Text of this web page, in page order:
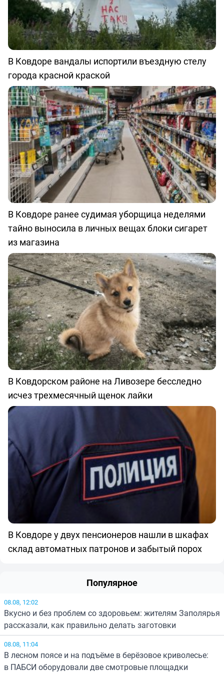
В Ковдоре вандалы испортили въездную стелу
города красной краской
В Ковдоре ранее судимая уборщица неделями
тайно выносила в личных вещах блоки сигарет
из магазина
В Ковдорском районе на Ливозере бесследно
исчез трехмесячный щенок лайки
В Ковдоре у двух пенсионеров нашли в шкафах
склад автоматных патронов и забытый порох
Популярное
08.08, 12:02
Вкусно и без проблем со здоровьем: жителям Заполярья
рассказали, как правильно делать заготовки
08.08, 11:04
В лесном поясе и на подъёме в берёзовое криволесье:
в ПАБСИ оборудовали две смотровые площадки